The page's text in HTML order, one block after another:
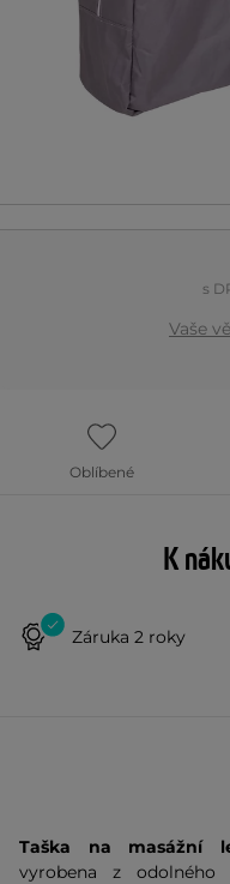
s
Vaše
Oblíbené
K
Záruka 2 roky
Taška na masážní
vyrobena z odolného